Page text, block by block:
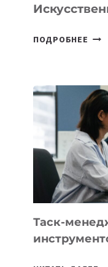
ПОДРОБНЕЕ
ПО
Таск-